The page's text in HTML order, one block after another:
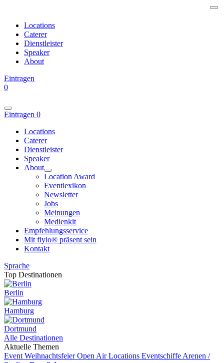
Locations
Caterer
Dienstleister
Speaker
About
Eintragen
0
Eintragen 0
Locations
Caterer
Dienstleister
Speaker
About
Location Award
Eventlexikon
Newsletter
Jobs
Meinungen
Medienkit
Empfehlungsservice
Mit fiylo® präsent sein
Kontakt
Sprache
Top Destinationen
Berlin
Hamburg
Dortmund
Alle Destinationen
Aktuelle Themen
Event WeihnachtsfeierOpen Air Locations Eventschiffe Arenen /